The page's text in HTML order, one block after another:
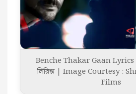
Benche Thakar Gaan Lyrics |
লিরিক্স | Image Courtesy :
Films